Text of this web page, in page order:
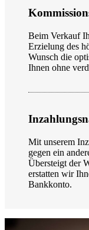
Beim Verkauf
Erzielung des
Wunsch die
Ihnen ohne
Mit unserem
gegen ein
Übersteigt der
erstatten wir
Bankkonto.